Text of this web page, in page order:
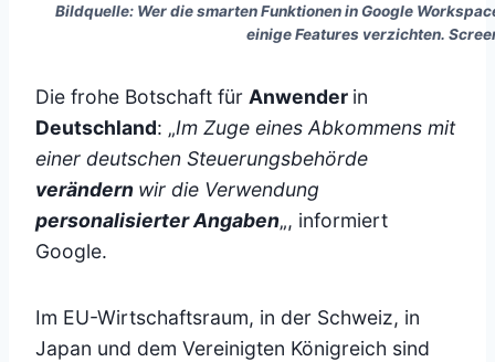
Bildquelle: Wer die smarten Funktionen in Google
einige Features verzichten.
Die frohe Botschaft für Anwender in
Deutschland: „Im Zuge eines Abkommens mit
einer deutschen Steuerungsbehörde
verändern wir die Verwendung
personalisierter Angaben„, informiert
Google.
Im EU-Wirtschaftsraum, in der Schweiz, in
Japan und dem Vereinigten Königreich sind